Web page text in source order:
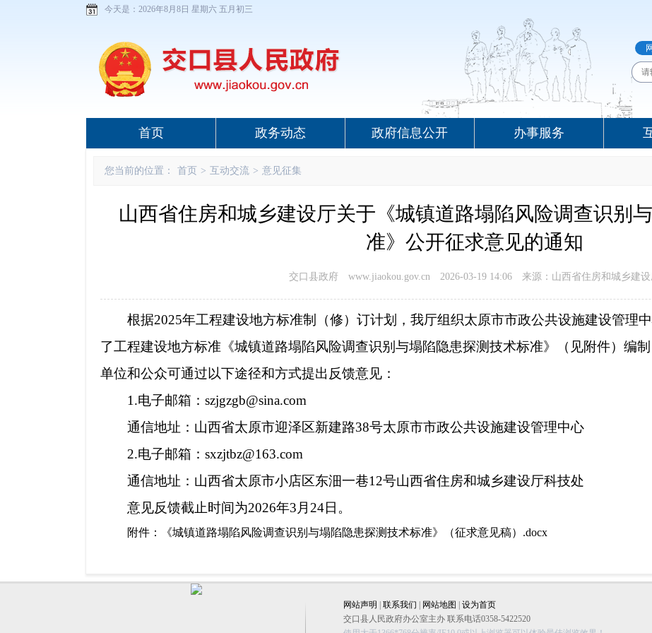
今天是： 2026年8月8日 星期六 五月初三
首页 政务动态 政府信息公开 办事服务
您当前的位置： 首页 > 互动交流 > 意见征集
山西省住房和城乡建设厅关于《城镇道路塌陷风险调查识别
准》公开征求意见的通知
交口县政府 www.jiaokou.gov.cn 2026-03-19 14:06 来源：山西省住房和城乡建设
根据2025年工程建设地方标准制（修）订计划，我厅组织太原市市政公共设施建设管理
了工程建设地方标准《城镇道路塌陷风险调查识别与塌陷隐患探测技术标准》（见附件）编
单位和公众可通过以下途径和方式提出反馈意见：
1.电子邮箱：szjgzgb@sina.com
通信地址：山西省太原市迎泽区新建路38号太原市市政公共设施建设管理中心
2.电子邮箱：sxzjtbz@163.com
通信地址：山西省太原市小店区东沺一巷12号山西省住房和城乡建设厅科技处
意见反馈截止时间为2026年3月24日。
附件：《城镇道路塌陷风险调查识别与塌陷隐患探测技术标准》（征求意见稿）.docx
网站声明 联系我们 网站地图
设为首页
交口县人民政府办公室主办 联系电话0358-5422520